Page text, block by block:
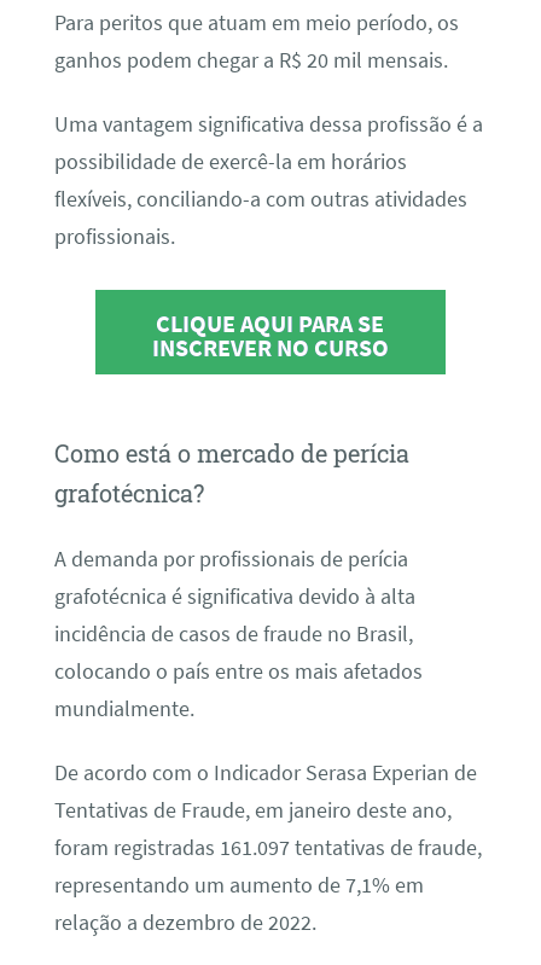
Para peritos que atuam em meio período, os
ganhos podem chegar a R$ 20 mil mensais.
Uma vantagem significativa dessa profissão é a
possibilidade de exercê-la em horários
flexíveis, conciliando-a com outras atividades
profissionais.
CLIQUE AQUI PARA SE
INSCREVER NO CURSO
Como está o mercado de perícia
grafotécnica?
A demanda por profissionais de perícia
grafotécnica é significativa devido à alta
incidência de casos de fraude no Brasil,
colocando o país entre os mais afetados
mundialmente.
De acordo com o Indicador Serasa Experian de
Tentativas de Fraude, em janeiro deste ano,
foram registradas 161.097 tentativas de fraude,
representando um aumento de 7,1% em
relação a dezembro de 2022.